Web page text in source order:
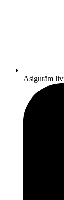
Asigurăm